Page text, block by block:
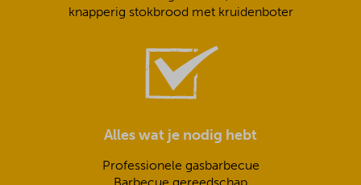
knapperig stokbrood met kruidenboter
Alles wat je nodig hebt
Professionele gasbarbecue